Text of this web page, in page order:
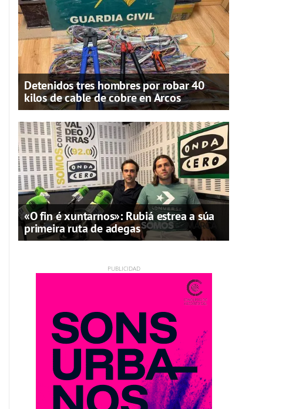
Detenidos tres hombres por robar 40
kilos de cable de cobre en Arcos
«O fin é xuntarnos»: Rubiá estrea a súa
primeira ruta de adegas